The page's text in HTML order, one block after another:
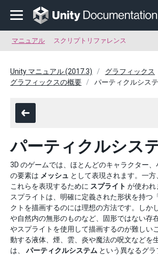
マニュアル スクリプトリファレンス
Unity マニュアル (2017.3)
グラフィックス
グラフィックスの概要
パーティクルシス
パーティクルシス
3D のゲームでは、ほとんどのキャラクター
の要素は メッシュ として表現されます。一
これらを表現するために スプライト が使われ
スプライトは、明確に定義された形状を持つ
クトを描画するのには理想の方法です。しか
や自然内の無形のものなど、固形ではない存
やスプライトを使用して描画するのが難しい
動する液体、煙、雲、炎や魔法の呪文などを
は、 パーティクルシステム という異なるグ